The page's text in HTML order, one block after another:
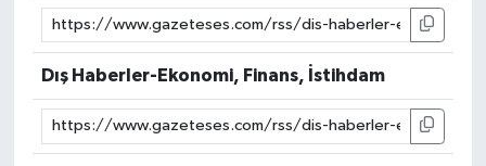
Dış Haberler-Ekonomi, Finans, İstihdam